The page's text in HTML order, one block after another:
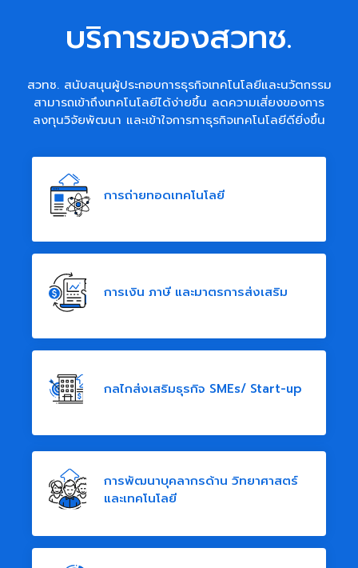
บริการของสวทช.
สวทช. สนับสนุนผู้ประกอบการธุรกิจเทคโนโลยีและนวัตกรรม
สามารถเข้าถึงเทคโนโลยีได้ง่ายขึ้น ลดความเสี่ยงของการ
ลงทุนวิจัยพัฒนา และเข้าใจการทาธุรกิจเทคโนโลยีดียิ่งขึ้น
การถ่ายทอดเทคโนโลยี
การเงิน ภาษี และมาตรการส่งเสริม
กลไกส่งเสริมธุรกิจ SMEs/ Start-up
การพัฒนาบุคลากรด้าน วิทยาศาสตร์
และเทคโนโลยี